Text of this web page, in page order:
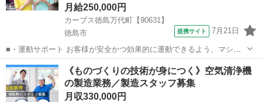
月給250,000円
カーブス徳島万代町【90631】
徳島市
提携サイト 7月21日
■・運動サポート お客様が安全かつ効果的に運動できるよう、マシン
の使い方をアドバイスします。運動が初めての方や苦手な方がほとん
どなので、難しい指導はありません。「今日はこの動きを意識しまし
ょう！」といったお声がけをしながら、...
徳島 徳島市 その他
《ものづくりの技術が身につく》空気清浄機
の製造業務／製造スタッフ募集
月収330,000円